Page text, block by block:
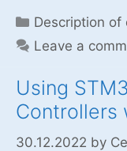
Categories
Description of
Leave a
Using
Controllers
30.12.2022 by